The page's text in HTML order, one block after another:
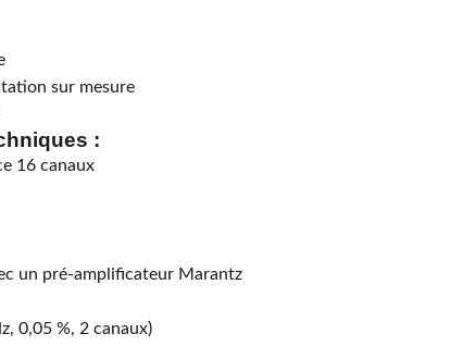
sur mesure
:
16 canaux
un pré-amplificateur Marantz
0,05 %, 2 canaux)